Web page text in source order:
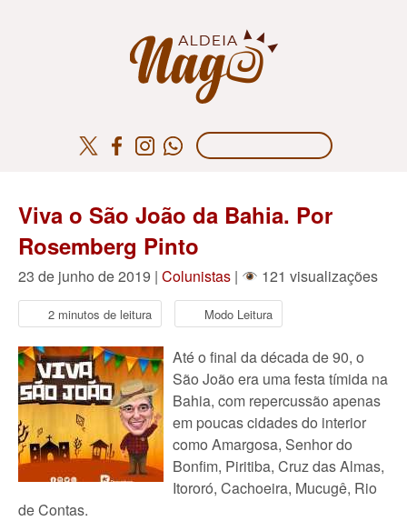
Viva o São João da Bahia. Por
Rosemberg Pinto
23 de junho de 2019 | Colunistas | 121 visualizações
2 minutos de leitura Modo Leitura
Até o final da década de 90, o
São João era uma festa tímida na
Bahia, com repercussão apenas
em poucas cidades do interior
como Amargosa, Senhor do
Bonfim, Piritiba, Cruz das Almas,
Itororó, Cachoeira, Mucugê, Rio
de Contas.